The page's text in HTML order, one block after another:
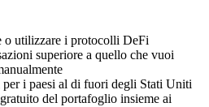
o utilizzare i protocolli DeFi
superiore a quello che vuoi
i paesi al di fuori degli Stati Uniti
del portafoglio insieme ai